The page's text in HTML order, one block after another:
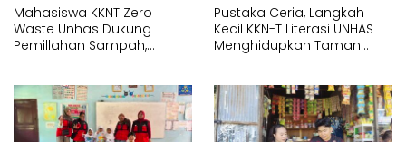
Mahasiswa KKNT Zero
Waste Unhas Dukung
Pemillahan Sampah,
Pustaka Ceria, Langkah
Kecil KKN-T Literasi UNHAS
Menghidupkan Taman